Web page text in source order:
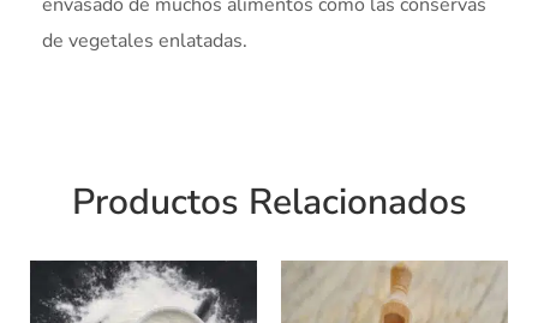
de vegetales enlatadas.
Productos Relacionados